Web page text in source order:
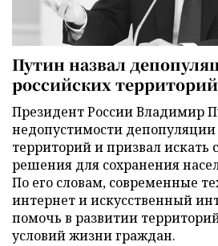
Путин назвал
российских
Президент России Владимир
недопустимости депопуляции
территорий и призвал искать
решения для сохранения
По его словам, современные
интернет и искусственный
помочь в развитии
условий жизни граждан.